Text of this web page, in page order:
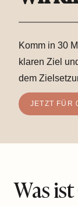
Komm in 30
klaren Ziel
dem
JETZT FÜR
Was